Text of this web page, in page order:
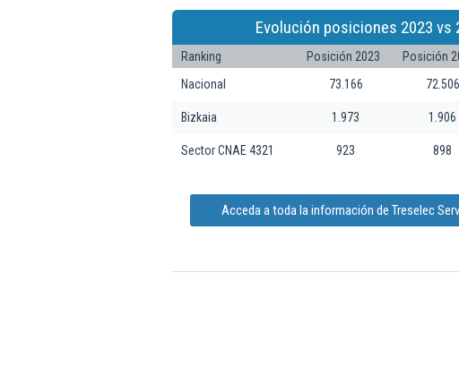
Evolución posiciones 2023 vs
Ranking Posición 2023 Posición
Nacional
73.166 72.506
Bizkaia 1.973 1.906
Sector CNAE 4321 923 898
Acceda a toda la información de Treselec